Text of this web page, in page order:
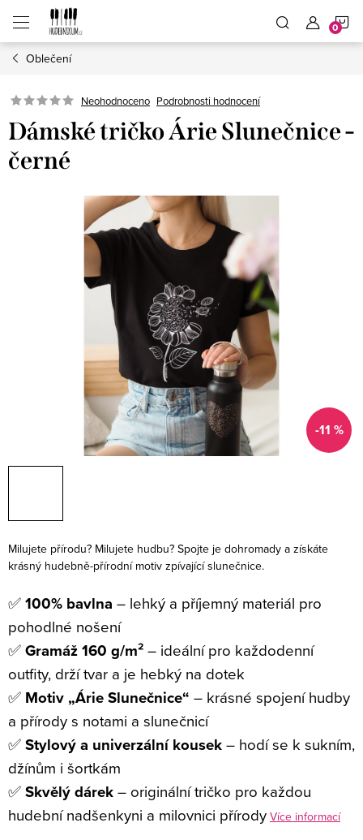
obsah
Oblečení
Neohodnoceno Podrobnosti hodnocení
Dámské tričko Árie Slunečnice -
černé
-11 %
Milujete přírodu? Milujete hudbu? Spojte je dohromady a získáte
krásný hudebně-přírodní motiv zpívající slunečnice.
✅100% bavlna – lehký a příjemný materiál pro
pohodlné nošení
✅Gramáž 160 g/m²– ideální pro každodenní
outfity, drží tvar a je hebký na dotek
✅ Motiv „Árie Slunečnice“ – krásné spojení hudby
a přírody s notami a slunečnicí
✅Stylový a univerzální kousek– hodí se k sukním,
džínům i šortkám
✅Skvělý dárek– originální tričko pro každou
hudební nadšenkyni a milovnici přírody Více informací